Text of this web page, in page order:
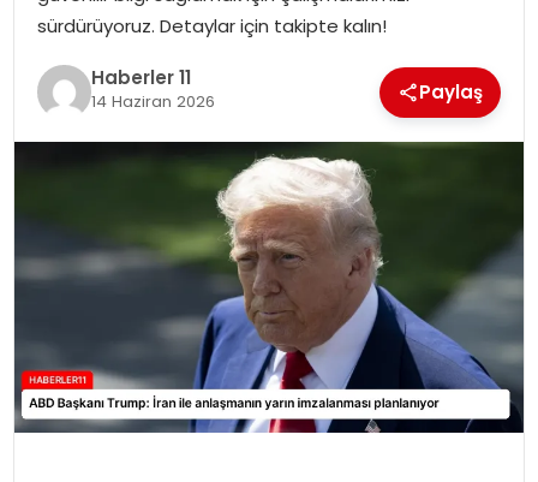
sürdürüyoruz. Detaylar için takipte kalın!
Haberler 11
14 Haziran 2026 Paylaş